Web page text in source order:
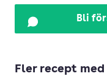
Bli
Fler recept med